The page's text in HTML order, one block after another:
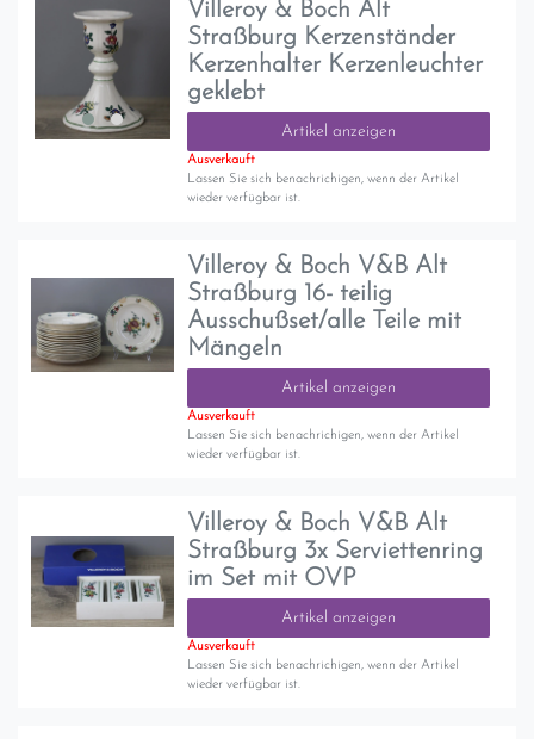
Villeroy & Boch Alt
Straßburg Kerzenständer
Kerzenhalter Kerzenleuchter
geklebt
Artikel anzeigen
Ausverkauft
Lassen Sie sich benachrichigen, wenn der Artikel
wieder verfügbar ist.
Villeroy & Boch V&B Alt
Straßburg 16- teilig
Ausschußset/alle Teile mit
Mängeln
Artikel anzeigen
Ausverkauft
Lassen Sie sich benachrichigen, wenn der Artikel
wieder verfügbar ist.
Villeroy & Boch V&B Alt
Straßburg 3x Serviettenring
im Set mit OVP
Artikel anzeigen
Ausverkauft
Lassen Sie sich benachrichigen, wenn der Artikel
wieder verfügbar ist.